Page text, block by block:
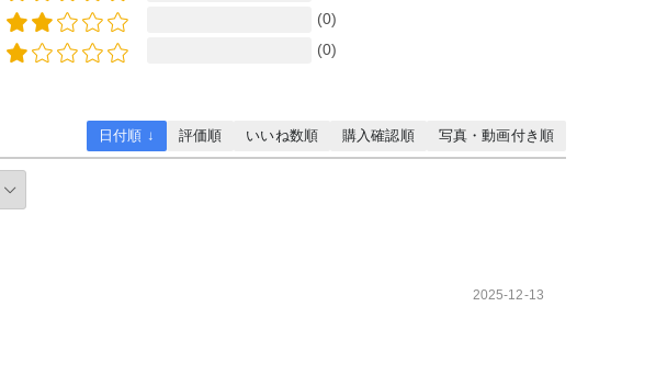
(0)
(0)
日付順 ↓ 評価順 いいね数順 購入確認順 写真・動画付き順
2025-12-13